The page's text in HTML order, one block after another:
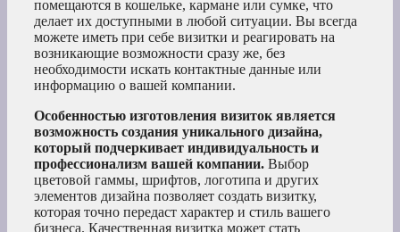
помещаются в кошельке, кармане или сумке, что
делает их доступными в любой ситуации. Вы всегда
можете иметь при себе визитки и реагировать на
возникающие возможности сразу же, без
необходимости искать контактные данные или
информацию о вашей компании.
Особенностью изготовления визиток является
возможность создания уникального дизайна,
который подчеркивает индивидуальность и
профессионализм вашей компании. Выбор
цветовой гаммы, шрифтов, логотипа и других
элементов дизайна позволяет создать визитку,
которая точно передаст характер и стиль вашего
бизнеса. Качественная визитка может стать